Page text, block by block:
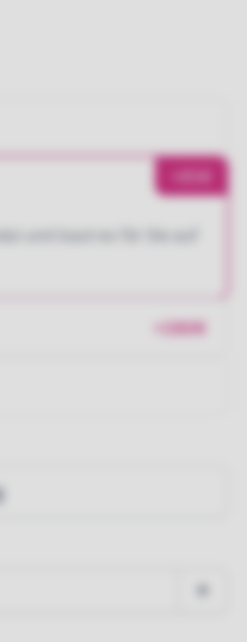
und baut es für Sie auf
+280€